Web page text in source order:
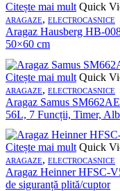
Citește mai mult Quick
ARAGAZE, ELECTROCASNICE
Aragaz Hausberg HB-
50×60 cm
Citește mai mult Quick
ARAGAZE, ELECTROCASNICE
Aragaz Samus
56L, 7 Funcții, Timer, Alb
Citește mai mult Quick
ARAGAZE, ELECTROCASNICE
Aragaz Heinner HFSC-
de siguranță plită/cuptor